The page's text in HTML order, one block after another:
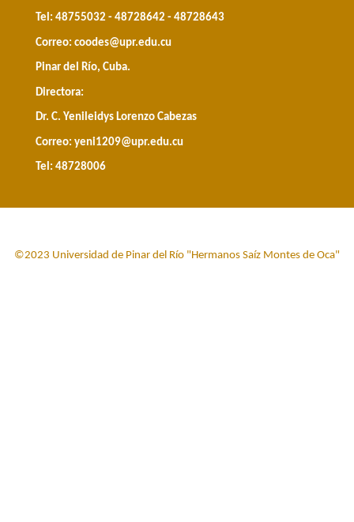
Tel: 48755032 - 48728642 - 48728643
Correo: coodes@upr.edu.cu
Pinar del Río, Cuba.
Directora:
Dr. C. Yenileidys Lorenzo Cabezas
Correo: yeni1209@upr.edu.cu
Tel: 48728006
©2023 Universidad de Pinar del Río "Hermanos Saíz Montes de Oca"